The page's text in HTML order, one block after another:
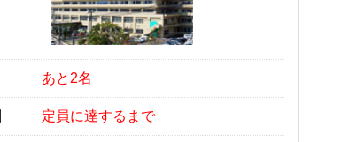
あと2名
定員に達するまで